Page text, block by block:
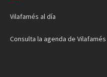
Vilafamés al día
Consulta la agenda de Vilafamés